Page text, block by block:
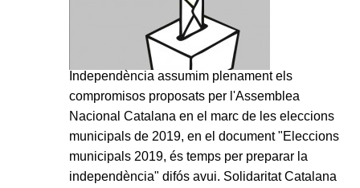
Independència assumim plenament els
compromisos proposats per l'Assemblea
Nacional Catalana en el marc de les eleccions
municipals de 2019, en el document "Eleccions
municipals 2019, és temps per preparar la
independència" difós avui. Solidaritat Catalana